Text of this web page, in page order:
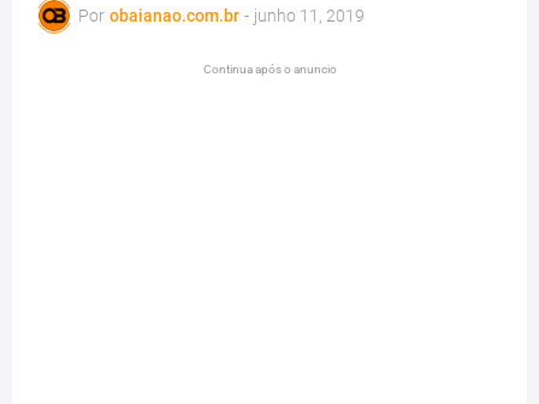
Por obaianao.com.br - junho 11, 2019
Continua após o anuncio